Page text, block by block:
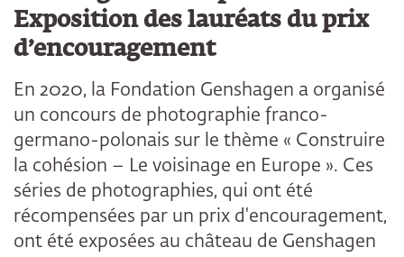
Exposition des lauréats du prix
d’encouragement
En 2020, la Fondation Genshagen a organisé
un concours de photographie franco-
germano-polonais sur le thème « Construire
la cohésion – Le voisinage en Europe ». Ces
séries de photographies, qui ont été
récompensées par un prix d'encouragement,
ont été exposées au château de Genshagen